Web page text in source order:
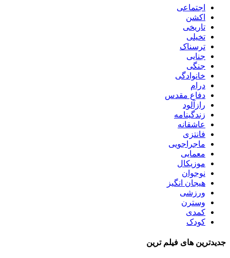
اجتماعی
اکشن
تاریخی
تخیلی
ترسناک
جنایی
جنگی
خانوادگی
درام
دفاع مقدس
رازآلود
زندگینامه
عاشقانه
فانتزی
ماجراجویی
معمایی
موزیکال
نوجوان
هیجان انگیز
ورزشی
وسترن
کمدی
کودک
جدیدترین های فیلم ترین